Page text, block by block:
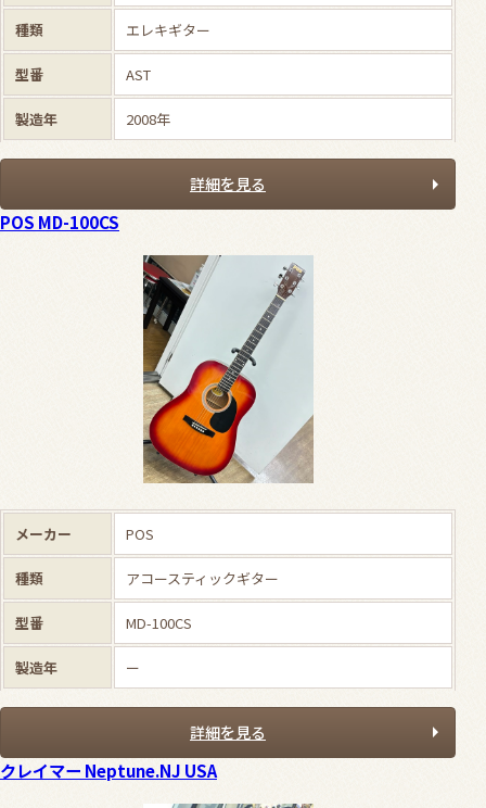
種類 エレキギター
型番 AST
製造年 2008年
詳細を見る
POS MD-100CS
メーカー POS
種類 アコースティックギター
型番 MD-100CS
製造年 ー
詳細を見る
クレイマー Neptune.NJ USA